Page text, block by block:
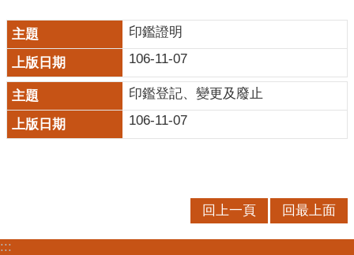
最
新
消
息
主
題
專
印鑑證明
106-11-07
印鑑登記、變更及廢止
106-11-07
回上一頁 回最上面
:::